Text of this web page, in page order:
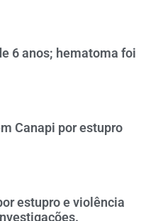
6 anos; hematoma foi
Canapi por estupro
estupro e violência